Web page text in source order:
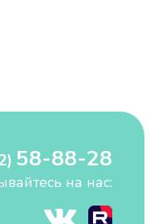
58-88-28
на нас: